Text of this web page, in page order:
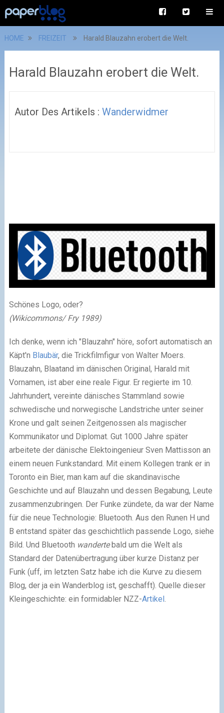
HOME FREIZEIT Harald Blauzahn erobert die Welt.
Harald Blauzahn erobert die Welt.
Autor Des Artikels : Wanderwidmer
Schönes Logo, oder?
(Wikicommons/ Fry 1989)
Ich denke, wenn ich "Blauzahn" höre, sofort automatisch an
Käpt'n Blaubär, die Trickfilmfigur von Walter Moers.
Blauzahn, Blaatand im dänischen Original, Harald mit
Vornamen, ist aber eine reale Figur. Er regierte im 10.
Jahrhundert, vereinte dänisches Stammland sowie
schwedische und norwegische Landstriche unter seiner
Krone und galt seinen Zeitgenossen als magischer
Kommunikator und Diplomat. Gut 1000 Jahre später
arbeitete der dänische Elektoingenieur Sven Mattisson an
einem neuen Funkstandard. Mit einem Kollegen trank er in
Toronto ein Bier, man kam auf die skandinavische
Geschichte und auf Blauzahn und dessen Begabung, Leute
zusammenzubringen. Der Funke zündete, da war der Name
für die neue Technologie: Bluetooth. Aus den Runen H und
B entstand später das geschichtlich passende Logo, siehe
Bild. Und Bluetooth wandertebald um die Welt als
Standard der Datenübertragung über kurze Distanz per
Funk (uff, im letzten Satz habe ich die Kurve zu diesem
Blog, der ja ein Wanderblog ist, geschafft). Quelle dieser
Kleingeschichte: ein formidabler NZZ-Artikel.